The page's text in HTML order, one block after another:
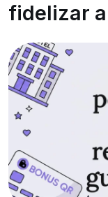
fidelizar